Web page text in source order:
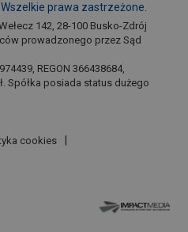
prawa zastrzeżone.
142, 28-100 Busko-Zdrój
prowadzonego przez Sąd
REGON 366438684,
Spółka posiada status dużego
cookies